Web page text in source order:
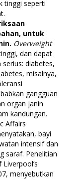
tinggi seperti
untuk
Overweight
dan dapat
diabetes,
misalnya,
gangguan
organ janin
kandungan.
Affairs
bayi
intensif dan
saraf. Penelitian
menyebutkan